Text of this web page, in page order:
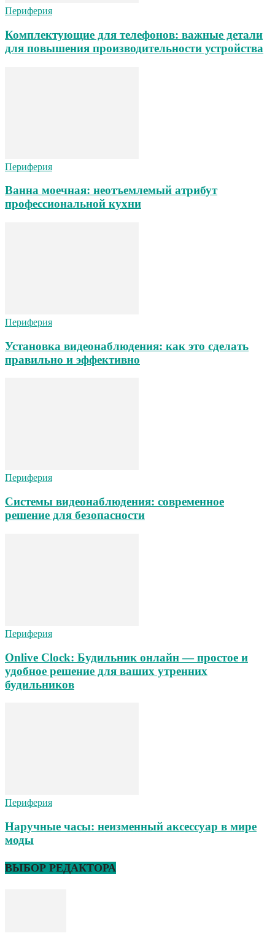
Периферия
Комплектующие для телефонов: важные детали
для повышения производительности устройства
Периферия
Ванна моечная: неотъемлемый атрибут
профессиональной кухни
Периферия
Установка видеонаблюдения: как это сделать
правильно и эффективно
Периферия
Системы видеонаблюдения: современное
решение для безопасности
Периферия
Onlive Clock: Будильник онлайн — простое и
удобное решение для ваших утренних
будильников
Периферия
Наручные часы: неизменный аксессуар в мире
моды
ВЫБОР РЕДАКТОРА